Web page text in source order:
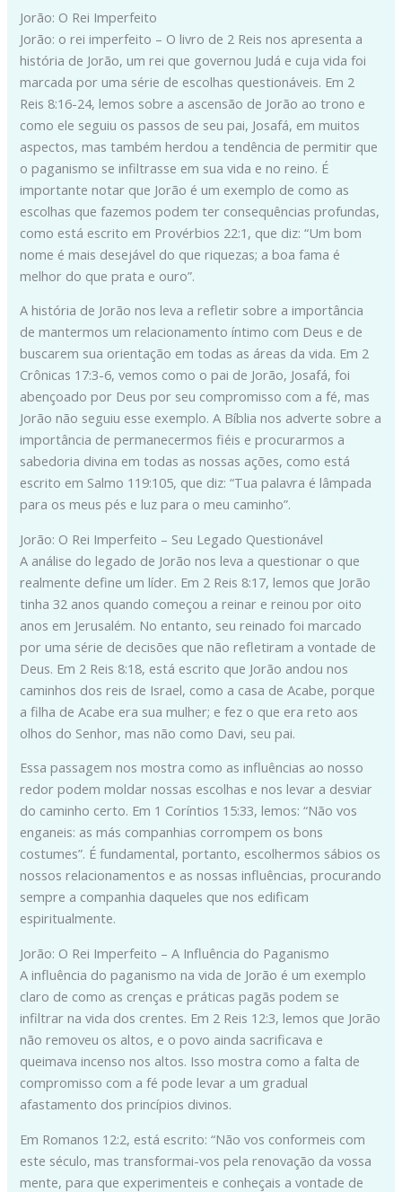
Jorão: O Rei Imperfeito
Jorão: o rei imperfeito – O livro de 2 Reis nos apresenta a
história de Jorão, um rei que governou Judá e cuja vida foi
marcada por uma série de escolhas questionáveis. Em 2
Reis 8:16-24, lemos sobre a ascensão de Jorão ao trono e
como ele seguiu os passos de seu pai, Josafá, em muitos
aspectos, mas também herdou a tendência de permitir que
o paganismo se infiltrasse em sua vida e no reino. É
importante notar que Jorão é um exemplo de como as
escolhas que fazemos podem ter consequências profundas,
como está escrito em Provérbios 22:1, que diz: “Um bom
nome é mais desejável do que riquezas; a boa fama é
melhor do que prata e ouro”.
A história de Jorão nos leva a refletir sobre a importância
de mantermos um relacionamento íntimo com Deus e de
buscarem sua orientação em todas as áreas da vida. Em 2
Crônicas 17:3-6, vemos como o pai de Jorão, Josafá, foi
abençoado por Deus por seu compromisso com a fé, mas
Jorão não seguiu esse exemplo. A Bíblia nos adverte sobre a
importância de permanecermos fiéis e procurarmos a
sabedoria divina em todas as nossas ações, como está
escrito em Salmo 119:105, que diz: “Tua palavra é lâmpada
para os meus pés e luz para o meu caminho”.
Jorão: O Rei Imperfeito – Seu Legado Questionável
A análise do legado de Jorão nos leva a questionar o que
realmente define um líder. Em 2 Reis 8:17, lemos que Jorão
tinha 32 anos quando começou a reinar e reinou por oito
anos em Jerusalém. No entanto, seu reinado foi marcado
por uma série de decisões que não refletiram a vontade de
Deus. Em 2 Reis 8:18, está escrito que Jorão andou nos
caminhos dos reis de Israel, como a casa de Acabe, porque
a filha de Acabe era sua mulher; e fez o que era reto aos
olhos do Senhor, mas não como Davi, seu pai.
Essa passagem nos mostra como as influências ao nosso
redor podem moldar nossas escolhas e nos levar a desviar
do caminho certo. Em 1 Coríntios 15:33, lemos: “Não vos
enganeis: as más companhias corrompem os bons
costumes”. É fundamental, portanto, escolhermos sábios os
nossos relacionamentos e as nossas influências, procurando
sempre a companhia daqueles que nos edificam
espiritualmente.
Jorão: O Rei Imperfeito – A Influência do Paganismo
A influência do paganismo na vida de Jorão é um exemplo
claro de como as crenças e práticas pagãs podem se
infiltrar na vida dos crentes. Em 2 Reis 12:3, lemos que Jorão
não removeu os altos, e o povo ainda sacrificava e
queimava incenso nos altos. Isso mostra como a falta de
compromisso com a fé pode levar a um gradual
afastamento dos princípios divinos.
Em Romanos 12:2, está escrito: “Não vos conformeis com
este século, mas transformai-vos pela renovação da vossa
mente, para que experimenteis e conheçais a vontade de